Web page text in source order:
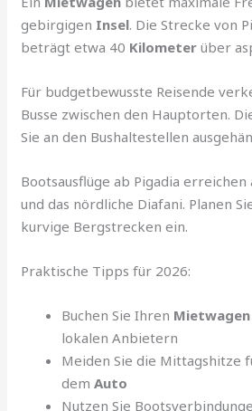
gebirgigen Insel. Die Strecke von
beträgt etwa 40 Kilometer über
Für budgetbewusste Reisende
Busse zwischen den Hauptorten.
Sie an den Bushaltestellen
Bootsausflüge ab Pigadia
und das nördliche Diafani. Planen
kurvige Bergstrecken ein.
Praktische Tipps für 2026:
Buchen Sie Ihren Mietwagen
lokalen Anbietern
Meiden Sie die Mittagshitze
demAuto
Nutzen Sie